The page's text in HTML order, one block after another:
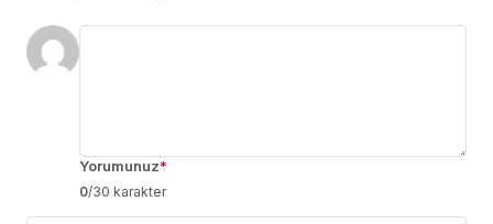
Yorumunuz*
0/30 karakter